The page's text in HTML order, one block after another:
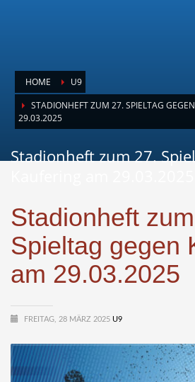
HOME
U9
STADIONHEFT ZUM 27. SPIELTAG
29.03.2025
Stadionheft zum 27.
Stadionheft
Spieltag gegen
am 29.03.2025
FREITAG, 28 MÄRZ 2025 U9